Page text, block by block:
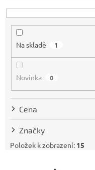
n
Na skladě 1
Novinka 0
Cena
Značky
Položek k zobrazení: 15